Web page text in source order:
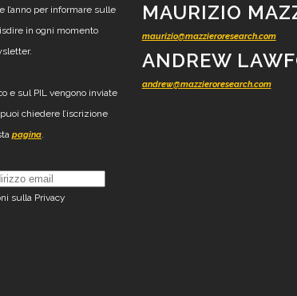
l’anno per informare sulle
in ogni momento
e sul PIL vengono inviate
chiedere l’iscrizione
pagina.
sulla Privacy
MAURIZIO
maurizio@mazzieroresearch.com
ANDREW
andrew@mazzieroresearch.com